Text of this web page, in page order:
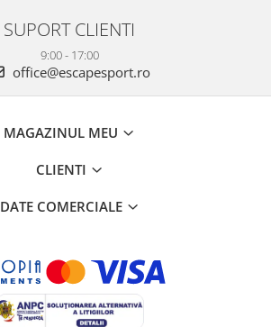
SUPORT CLIENTI
9:00 - 17:00
office@escapesport.ro
MAGAZINUL MEU
CLIENTI
DATE COMERCIALE